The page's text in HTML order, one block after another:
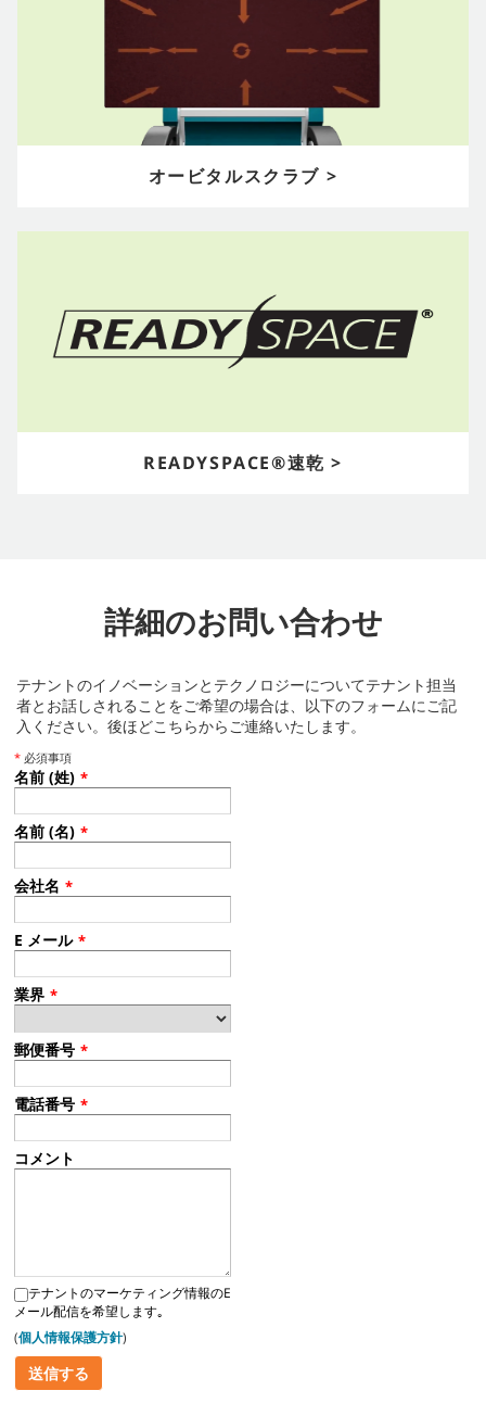
オービタルスクラブ >
READYSPACE®速乾 >
詳細のお問い合わせ
テナントのイノベーションとテクノロジーについてテナント担当
者とお話しされることをご希望の場合は、以下のフォームにご記
入ください。後ほどこちらからご連絡いたします。
* 必須事項
名前 (姓) *
名前 (名) *
会社名 *
E メール *
業界 *
郵便番号 *
電話番号 *
コメント
テナントのマーケティング情報のE
メール配信を希望します｡
(個人情報保護方針)